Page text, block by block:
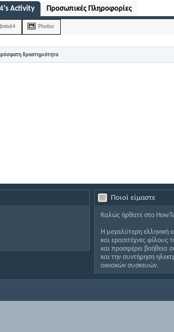
Activity Προσωπικές Πληροφορίες
jimis64 Photos
δραστηριότητα
Ποιοί είμαστε
Καλώς ήρθατε στο
Η μεγαλύτερη ελληνική
και ερασιτέχνες
και προσφέρει βοήθεια
και την συντήρηση
οικιακών συσκευών.